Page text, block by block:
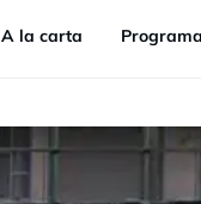
A la carta